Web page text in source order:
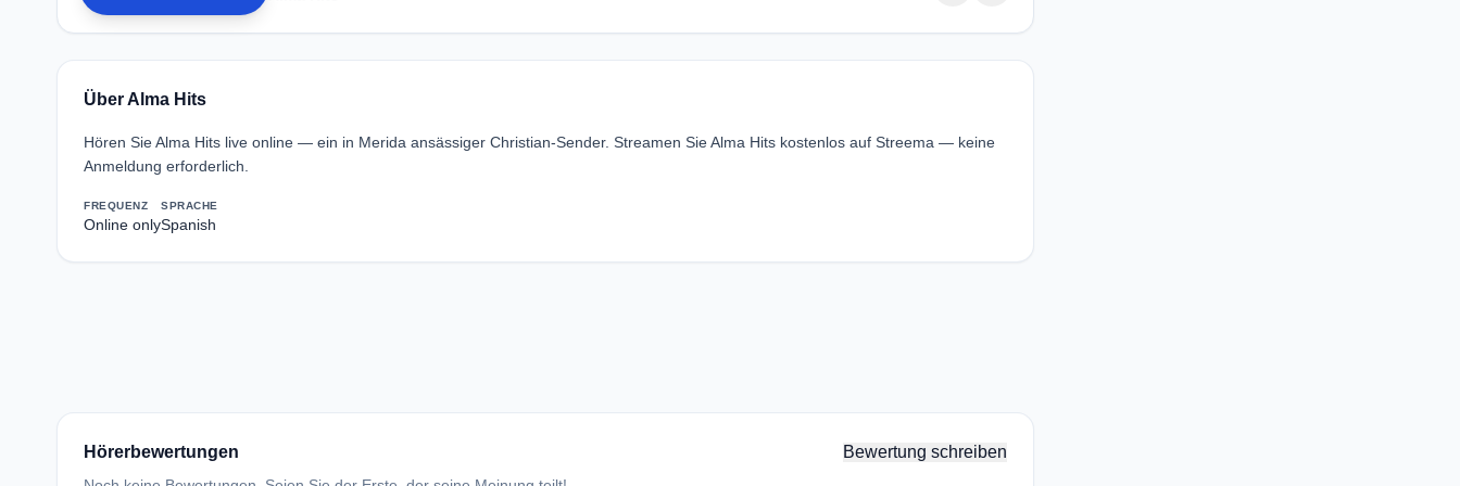
Über Alma Hits
Hören Sie Alma Hits live online — ein in Merida ansässiger Christian-Sender. Streamen Sie Alma Hits kostenlos auf Streema — keine
Anmeldung erforderlich.
FREQUENZ
Online only
SPRACHE
Spanish
Hörerbewertungen Bewertung schreiben